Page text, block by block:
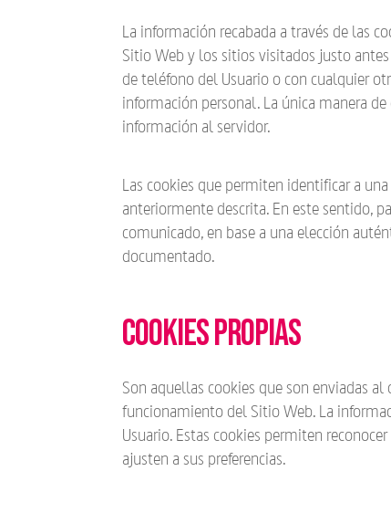
La información recabada a través de las
Sitio Web y los sitios visitados justo
de teléfono del Usuario o con cualquier
información personal. La única manera
información al servidor.
Las cookies que permiten identificar a
anteriormente descrita. En este sentido,
comunicado, en base a una elección
documentado.
Cookies propias
Son aquellas cookies que son enviadas
funcionamiento del Sitio Web. La
Usuario. Estas cookies permiten
ajusten a sus preferencias.